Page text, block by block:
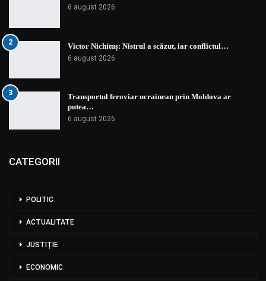
6 august 2026
2 Victor Nichituș: Nistrul a scăzut, iar conflictul…
6 august 2026
3
Transportul feroviar ucrainean prin Moldova ar
putea…
6 august 2026
CATEGORII
POLITIC
ACTUALITATE
JUSTIȚIE
ECONOMIC